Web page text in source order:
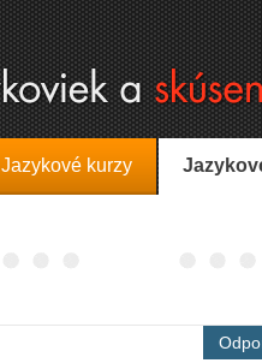
Jazykové kurzy